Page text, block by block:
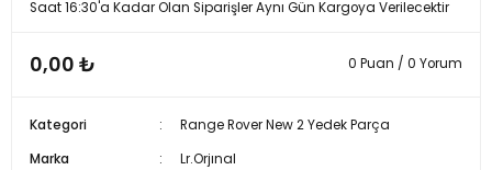
Saat 16:30'a Kadar Olan Siparişler Aynı Gün Kargoya Verilecektir
0,00 ₺ 0 Puan / 0 Yorum
Kategori
Range Rover New 2 Yedek Parça
Marka
Lr.Orjınal